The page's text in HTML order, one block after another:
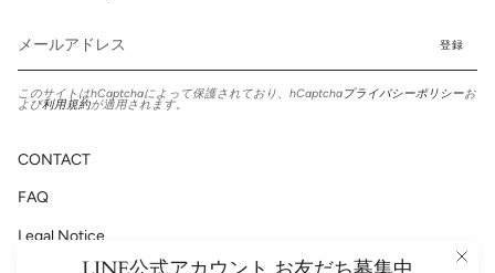
登録
このサイトはhCaptchaによって保護されており、hCaptchaプライバシーポリシーお
よび利用規約が適用されます。
CONTACT
FAQ
Legal Notice